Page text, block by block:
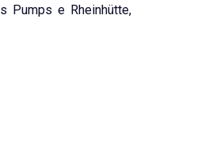
Pumps e Rheinhütte,